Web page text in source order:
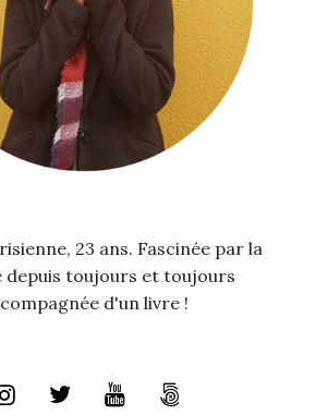
23 ans. Fascinée par la
depuis toujours et toujours
d'un livre !